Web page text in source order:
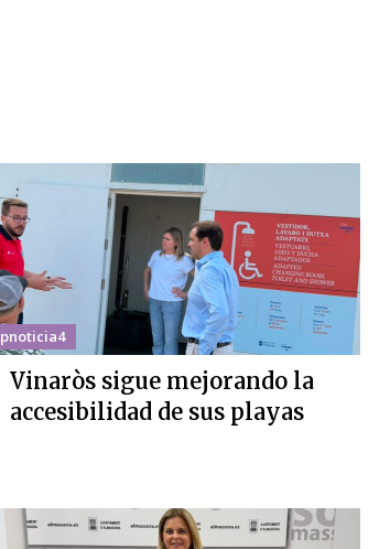
_pnoticia4
Vinaròs sigue mejorando la
accesibilidad de sus playas